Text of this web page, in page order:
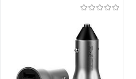
Недоступно
Цвет